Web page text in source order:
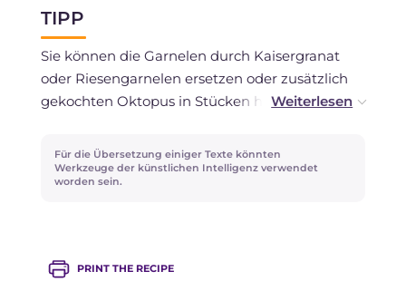
aufbewahren.
TIPP
Sie können die Garnelen durch Kaisergranat
oder Riesengarnelen ersetzen oder zusätzlich
gekochten Oktopus in Stücken hinzufügen!
Um das Gericht noch weiter zu würzen, können
Sie es mit ein paar in Öl eingelegten
Für die Übersetzung einiger Texte könnten
Werkzeuge der künstlichen Intelligenz verwendet
worden sein.
PRINT THE RECIPE